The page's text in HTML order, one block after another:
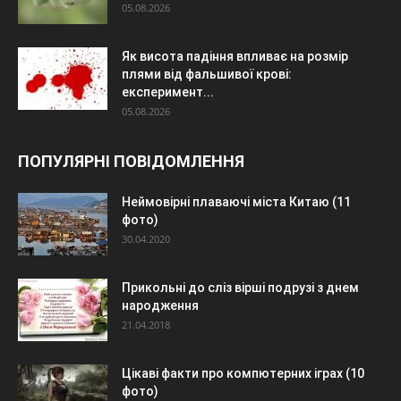
05.08.2026
Як висота падіння впливає на розмір
плями від фальшивої крові:
експеримент...
05.08.2026
ПОПУЛЯРНІ ПОВІДОМЛЕННЯ
Неймовірні плаваючі міста Китаю (11
фото)
30.04.2020
Прикольні до сліз вірші подрузі з днем
народження
21.04.2018
Цікаві факти про компютерних іграх (10
фото)